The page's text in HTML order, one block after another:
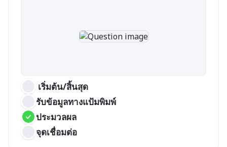
เริ่มต้น/สิ้นสุด
รับข้อมูลทางแป้มพิมพ์
ประมวลผล
จุดเชื่อมต่อ